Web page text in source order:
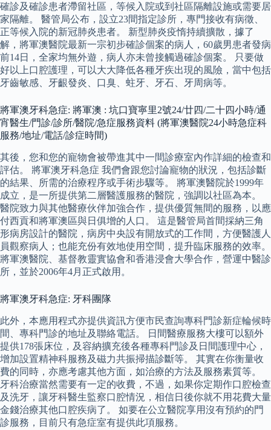
確診及確診患者滯留社區，等候入院或到社區隔離設施或需要居
家隔離。 醫管局公布，設立23間指定診所，專門接收有病徵、
正等候入院的新冠肺炎患者。 新型肺炎疫惰持續擴散，據了
解，將軍澳醫院最新一宗初步確診個案的病人，60歲男患者發病
前14日，全家均無外遊，病人亦未曾接觸過確診個案。 只要做
好以上口腔護理，可以大大降低各種牙疾出現的風險，當中包括
牙齒敏感、牙齦發炎、口臭、蛀牙、牙石、牙周病等。
將軍澳牙科急症: 將軍澳 : 坑口寶寧里2號24/廿四/二十四小時/通
宵醫生/門診/診所/醫院/急症服務資料 (將軍澳醫院24小時急症科
服務/地址/電話/診症時間)
其後，您和您的寵物會被帶進其中一間診療室內作詳細的檢查和
評估。 將軍澳牙科急症 我們會跟您討論寵物的狀況，包括診斷
的結果、所需的治療程序或手術步驟等。 將軍澳醫院於1999年
成立，是一所提供第二層醫護服務的醫院，強調以社區為本。
醫院致力與其他醫療伙伴加強合作，提供優質無間的服務，以應
付西貢和將軍澳區與日俱增的人口。 這是醫管局首間採納三角
形病房設計的醫院，病房中央設有開放式的工作間，方便醫護人
員觀察病人；也能充份有效地使用空間，提升臨床服務的效率。
將軍澳醫院、基督教靈實協會和香港浸會大學合作，營運中醫診
所，並於2006年4月正式啟用。
將軍澳牙科急症: 牙科團隊
此外，本應用程式亦提供資訊方便市民查詢專科門診新症輪候時
間、專科門診的地址及聯絡電話。 日間醫療服務大樓可以額外
提供178張床位，及容納擴充後各種專科門診及日間護理中心，
增加設置精神科服務及磁力共振掃描診斷等。 其實在你衡量收
費的同時，亦應考慮其他方面，如治療的方法及服務素質等。
牙科治療當然需要有一定的收費，不過，如果你定期作口腔檢查
及洗牙，讓牙科醫生監察口腔情況，相信日後你就不用花費大量
金錢治療其他口腔疾病了。 如要在公立醫院享用沒有預約的門
診服務，目前只有急症室有提供此項服務。